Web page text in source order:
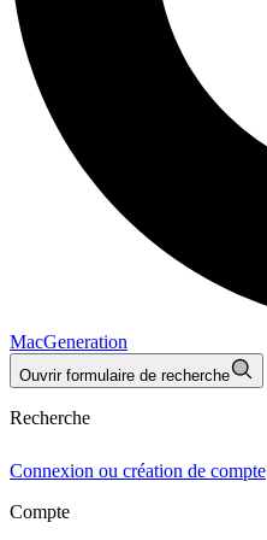
MacGeneration
Ouvrir formulaire de recherche
Recherche
Connexion ou création de compte
Compte